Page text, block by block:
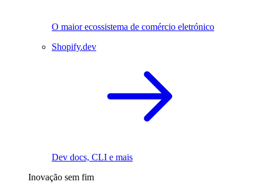
O maior ecossistema de comércio eletrónico
Shopify.dev
Dev docs, CLI e mais
Inovação sem fim